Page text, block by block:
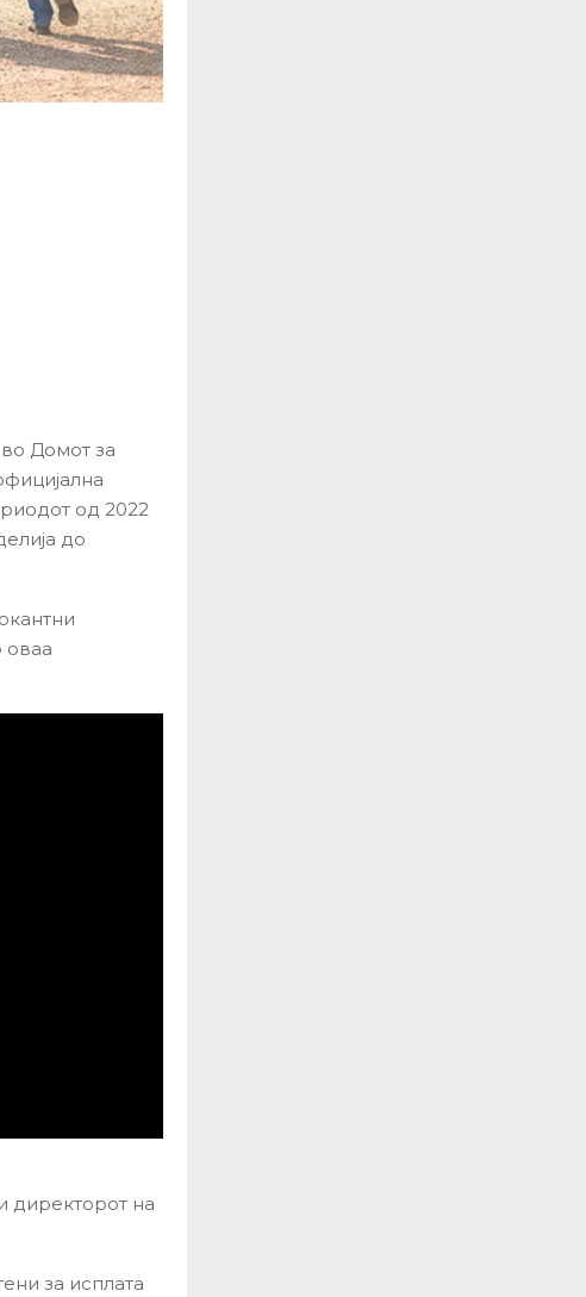
Домот за
од 2022
до
оваа
директорот на
за исплата